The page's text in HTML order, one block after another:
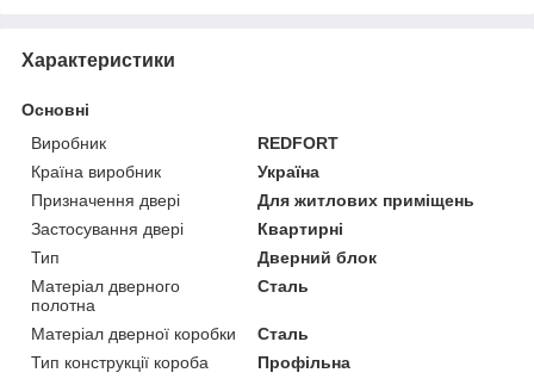
Характеристики
Основні
Виробник
REDFORT
Країна виробник
Україна
Призначення двері
Для житлових приміщень
Застосування двері
Квартирні
Тип
Дверний блок
Матеріал дверного
полотна
Сталь
Матеріал дверної коробки
Сталь
Тип конструкції короба
Профільна